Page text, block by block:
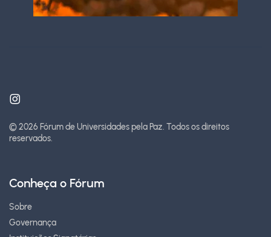
© 2026 Fórum de Universidades pela Paz. Todos os direitos
reservados.
Conheça o Fórum
Sobre
Governança